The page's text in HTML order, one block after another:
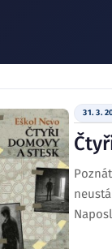
31. 3.